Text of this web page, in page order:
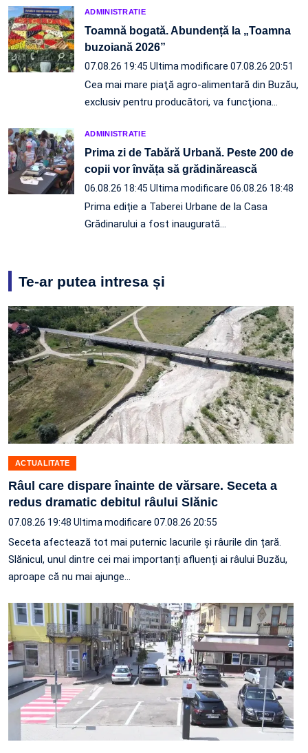
ADMINISTRATIE
Toamnă bogată. Abundență la „Toamna
buzoiană 2026”
07.08.26 19:45 Ultima modificare 07.08.26 20:51
Cea mai mare piaţă agro-alimentară din Buzău,
exclusiv pentru producători, va funcţiona…
ADMINISTRATIE
Prima zi de Tabără Urbană. Peste 200 de
copii vor învăța să grădinărească
06.08.26 18:45 Ultima modificare 06.08.26 18:48
Prima ediție a Taberei Urbane de la Casa
Grădinarului a fost inaugurată…
Te-ar putea intresa și
ACTUALITATE
Râul care dispare înainte de vărsare. Seceta a
redus dramatic debitul râului Slănic
07.08.26 19:48 Ultima modificare 07.08.26 20:55
Seceta afectează tot mai puternic lacurile și râurile din țară.
Slănicul, unul dintre cei mai importanți afluenți ai râului Buzău,
aproape că nu mai ajunge…